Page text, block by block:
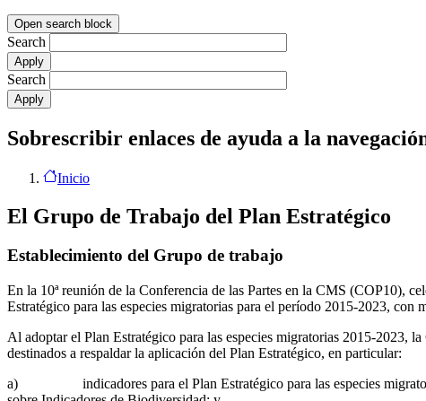
Open search block
Search
Search
Sobrescribir enlaces de ayuda a la
Inicio
El Grupo de Trabajo del Plan Estratégico
Establecimiento del Grupo de trabajo
En la 10ª reunión de la Conferencia de las Partes en la CMS (COP10),
Estratégico para las especies migratorias para el período 2015-2023,
Al adoptar el Plan Estratégico para las especies migratorias 2015-2023,
destinados a respaldar la aplicación del Plan Estratégico, en particular:
a) indicadores para el Plan Estratégico para las especies migratorias,